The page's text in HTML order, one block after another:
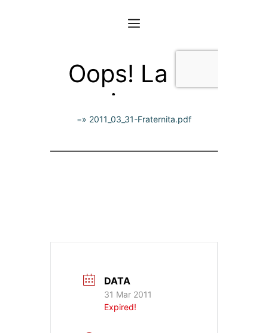
=» 2011_03_31-Fraternita.pdf
DATA
31 Mar 2011
Expired!